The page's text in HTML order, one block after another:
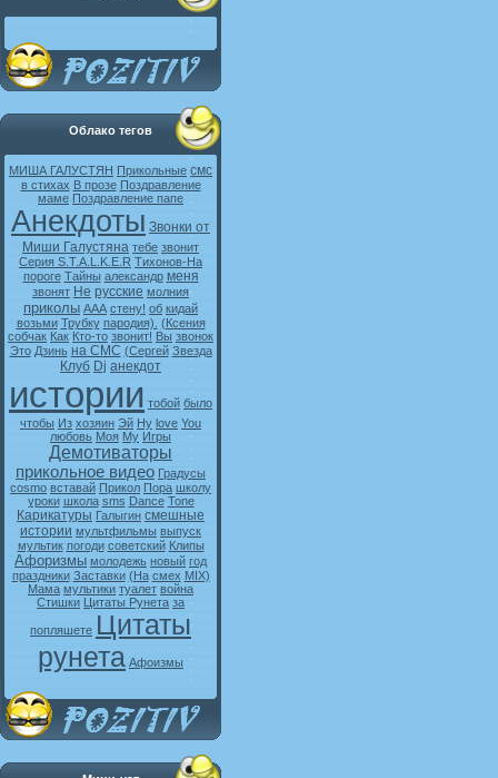
Облако тегов
МИША ГАЛУСТЯН Прикольные смс
в стихах В прозе Поздравление
маме Поздравление папе
Анекдоты Звонки от
Миши Галустяна тебе звонит
Серия S.T.A.L.K.E.R Тихонов-На
пороге Тайны александр меня
звонят Не русские молния
приколы ААА стену! об кидай
возьми Трубку пародия). (Ксения
собчак Как Кто-то звонит! Вы звонок
Это Дзинь на СМС (Сергей Звезда
Клуб Dj анекдот
истории тобой было
чтобы Из хозяин Эй Ну love You
любовь Моя My Игры
Демотиваторы
прикольное видео Градусы
cosmo вставай Прикол Пора школу
уроки школа sms Dance Tone
Карикатуры Галыгин смешные
истории мультфильмы выпуск
мультик погоди советский Клипы
Афоризмы молодежь новый год
праздники Заставки (На смех MIX)
Мама мультики туалет война
Стишки Цитаты Рунета за
попляшете Цитаты
рунета Афоизмы